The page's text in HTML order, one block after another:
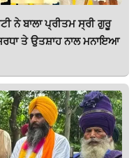
ਨੇ ਬਾਲਾ ਪ੍ਰੀਤਮ ਸ੍ਰੀ ਗੁਰੂ
ਤੇ ਉਤਸ਼ਾਹ ਨਾਲ ਮਨਾਇਆ